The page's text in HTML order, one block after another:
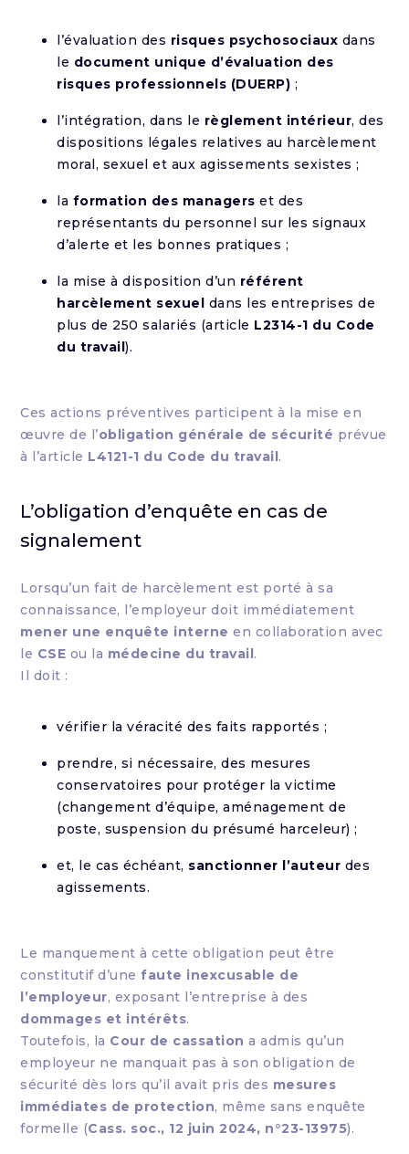
l’évaluation des risques psychosociaux dans
le document unique d’évaluation des
risques professionnels (DUERP) ;
l’intégration, dans le règlement intérieur, des
dispositions légales relatives au harcèlement
moral, sexuel et aux agissements sexistes ;
la formation des managers et des
représentants du personnel sur les signaux
d’alerte et les bonnes pratiques ;
la mise à disposition d’un référent
harcèlement sexuel dans les entreprises de
plus de 250 salariés (article L2314-1 du Code
du travail).
Ces actions préventives participent à la mise en
œuvre de l’obligation générale de sécurité prévue
à l’article L4121-1 du Code du travail.
L’obligation d’enquête en cas de
signalement
Lorsqu’un fait de harcèlement est porté à sa
connaissance, l’employeur doit immédiatement
mener une enquête interne en collaboration avec
le CSE ou la médecine du travail.
Il doit :
vérifier la véracité des faits rapportés ;
prendre, si nécessaire, des mesures
conservatoires pour protéger la victime
(changement d’équipe, aménagement de
poste, suspension du présumé harceleur) ;
et, le cas échéant, sanctionner l’auteur des
agissements.
Le manquement à cette obligation peut être
constitutif d’une faute inexcusable de
l’employeur, exposant l’entreprise à des
dommages et intérêts.
Toutefois, la Cour de cassation a admis qu’un
employeur ne manquait pas à son obligation de
sécurité dès lors qu’il avait pris des mesures
immédiates de protection, même sans enquête
formelle (Cass. soc., 12 juin 2024, n°23-13975).